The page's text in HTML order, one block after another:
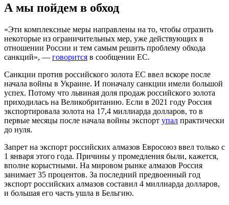
А мы пойдем в обход
«Эти комплексные меры направлены на то, чтобы отразить
некоторые из ограничительных мер, уже действующих в
отношении России и тем самым решить проблему обхода
санкций», — говорится в сообщении ЕС.
Санкции против российского золота ЕС ввел вскоре после
начала войны в Украине. И поначалу санкции имели большой
успех. Потому что львиная доля продаж российского золота
приходилась на Великобританию. Если в 2021 году Россия
экспортировала золота на 17,4 миллиарда долларов, то в
первые месяцы после начала войны экспорт упал практически
до нуля.
Запрет на экспорт российских алмазов Евросоюз ввел только с
1 января этого года. Причины у промедления были, кажется,
вполне корыстными. На мировом рынке алмазов Россия
занимает 35 процентов. За последний предвоенный год
экспорт российских алмазов составил 4 миллиарда долларов,
и большая его часть ушла в Бельгию.